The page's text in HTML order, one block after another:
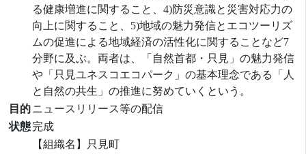
る健康増進に関すること、4)防災意識と災害対応力の
向上に関すること、5)地域の魅力発信とエコツーリズ
ムの促進による地域経済の活性化に関することなど7
分野に及ぶ。両者は、「自然首都・只見」の魅力発信
や「只見ユネスコエコパーク」の基本理念である「人
と自然の共生」の推進に努めていくという。
目的ニュースリリース等の配信
状態完成
【組織名】只見町